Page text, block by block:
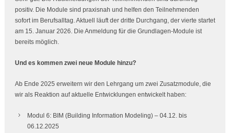
positiv. Die Module sind praxisnah und helfen den Teilnehmenden
sofort im Berufsalltag. Aktuell läuft der dritte Durchgang, der vierte startet
am 15. Januar 2026. Die Anmeldung für die Grundlagen-Module ist
bereits möglich.
Und es kommen zwei neue Module hinzu?
Ab Ende 2025 erweitern wir den Lehrgang um zwei Zusatzmodule, die
wir als Reaktion auf aktuelle Entwicklungen entwickelt haben:
Modul 6: BIM (Building Information Modeling) – 04.12. bis
06.12.2025